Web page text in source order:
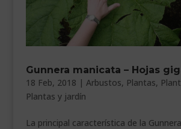
VEURE EN CATALÀ
Gunnera manicata – Hojas
18 Feb, 2018 | Arbustos, Plantas,
Plantas y jardín
La principal característica de la